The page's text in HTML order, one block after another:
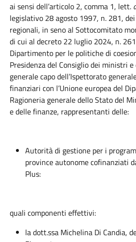
ai sensi dell’articolo 2, comma 1, lett.
legislativo 28 agosto 1997, n. 281,
regionali, in seno al Sottocomitato
di cui al decreto 22 luglio 2024, n.
Dipartimento per le politiche di
Presidenza del Consiglio dei ministri e
generale capo dell’Ispettorato
finanziari con l’Unione europea del
Ragioneria generale dello Stato del
e delle finanze, rappresentanti delle:
Autorità di gestione per i
province autonome cofinanziati
Plus:
quali componenti effettivi:
la dott.ssa Michelina Di Candia,